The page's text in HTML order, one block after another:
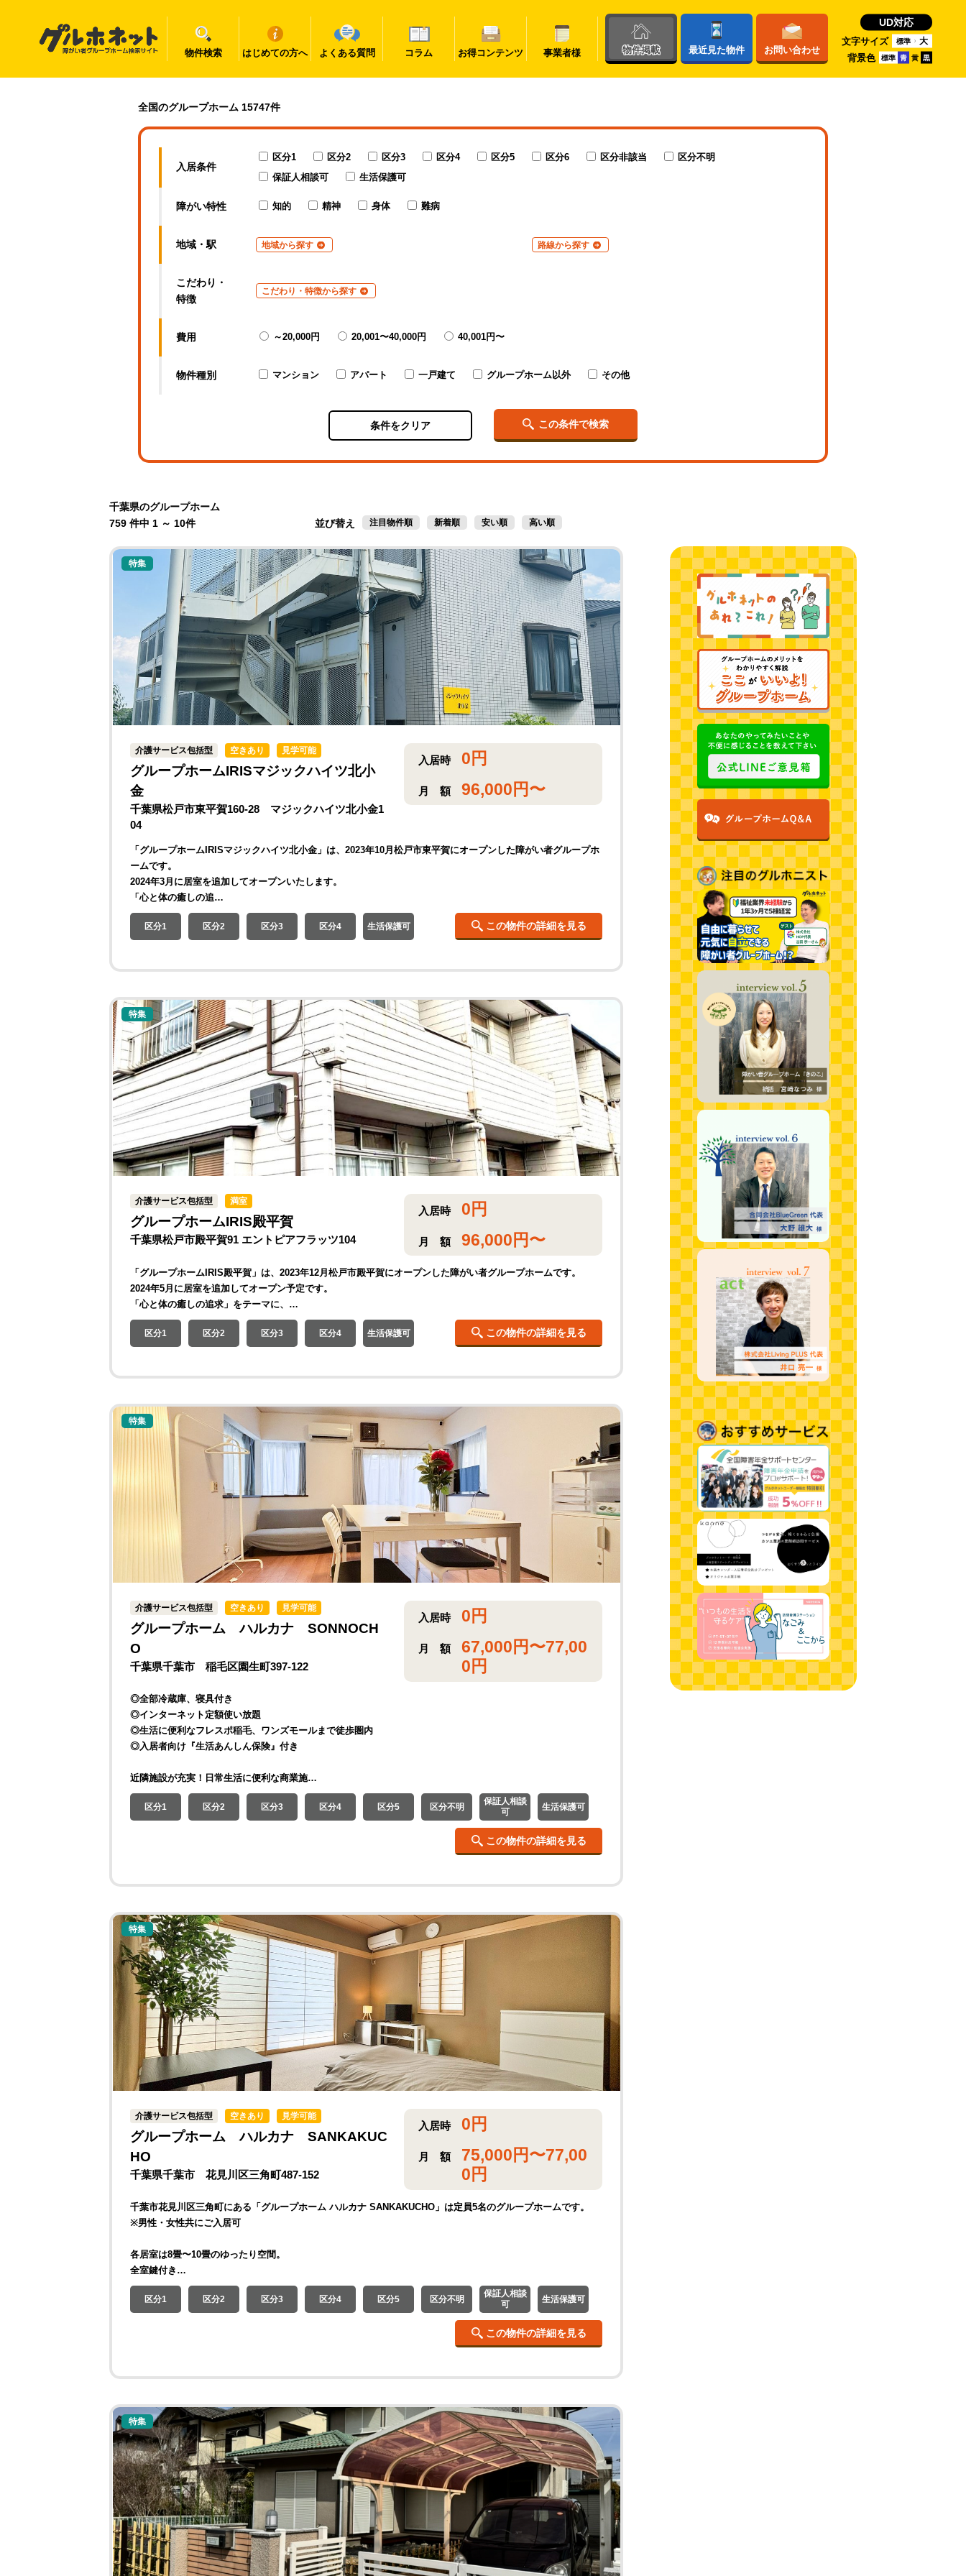
物件検索 はじめての方へ よくある質問 コラム お得コンテンツ 事業者様
UD対応
文字サイズ 標準 大
背景色 標準 青 黄 黒
物件掲載 最近見た物件 お問い合わせ
千葉県の障がい者グループホーム一覧｜グルホネット
全国のグループホーム 15747件
入居条件
区分1 区分2 区分3 区分4 区分5 区分6 区分非該当
区分不明
保証人相談可
生活保護可
障がい特性 知的 精神 身体 難病
地域・駅 地域から探す 路線から探す
こだわり・
特徴
こだわり・特徴から探す
費用 ～20,000円 20,001〜40,000円 40,001円〜
物件種別 マンション アパート 一戸建て グループホーム以外 その他
条件をクリア この条件で検索
千葉県のグループホーム
759 件中 1 ～ 10件
並び替え 注目物件順 新着順 安い順 高い順
特集
介護サービス包括型 空きあり 見学可能
グループホームIRISマジックハイツ北小
金
千葉県松戸市東平賀160-28 マジックハイツ北小金1
04
入居時 0 円
月 額 96,000 円〜
「グループホームIRISマジックハイツ北小金」は、2023年10月松戸市東平賀にオープンした障がい者グループホ
ームです。
2024年3月に居室を追加してオープンいたします。
「心と体の癒しの追…
区分1 区分2 区分3 区分4 生活保護可 この物件の詳細を見る
特集
介護サービス包括型 満室
グループホームIRIS殿平賀
千葉県松戸市殿平賀91 エントピアフラッツ104
入居時 0 円
月 額 96,000 円〜
「グループホームIRIS殿平賀」は、2023年12月松戸市殿平賀にオープンした障がい者グループホームです。
2024年5月に居室を追加してオープン予定です。
「心と体の癒しの追求」をテーマに、…
区分1 区分2 区分3 区分4 生活保護可 この物件の詳細を見る
特集
介護サービス包括型 空きあり 見学可能
グループホーム ハルカナ SONNOCH
O
千葉県千葉市 稲毛区園生町397-122
入居時 0 円
月 額 67,000 円〜77,00
0 円
◎全部冷蔵庫、寝具付き
◎インターネット定額使い放題
◎生活に便利なフレスポ稲毛、ワンズモールまで徒歩圏内
◎入居者向け『生活あんしん保険』付き
近隣施設が充実！日常生活に便利な商業施…
区分1 区分2 区分3 区分4 区分5 区分不明
保証人相談
可
生活保護可
この物件の詳細を見る
特集
介護サービス包括型 空きあり 見学可能
グループホーム ハルカナ SANKAKUC
HO
千葉県千葉市 花見川区三角町487-152
入居時 0 円
月 額 75,000 円〜77,00
0 円
千葉市花見川区三角町にある「グループホーム ハルカナ SANKAKUCHO」は定員5名のグループホームです。
※男性・女性共にご入居可
各居室は8畳〜10畳のゆったり空間。
全室鍵付き…
区分1 区分2 区分3 区分4 区分5 区分不明
保証人相談
可
生活保護可
この物件の詳細を見る
特集